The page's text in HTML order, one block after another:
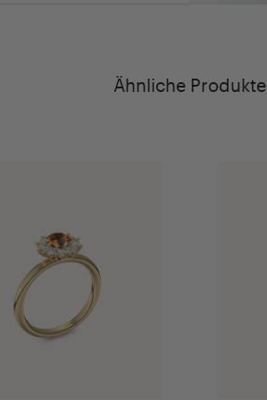
Ähnliche Produkte